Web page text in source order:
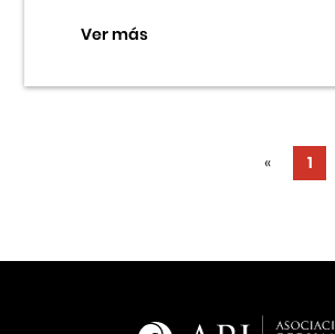
Ver más
« 1